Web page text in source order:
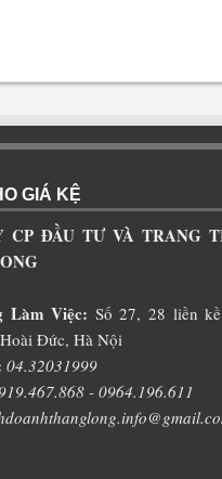
GIÁ KỆ
CP ĐẦU TƯ VÀ TRANG
Làm Việc: Số 27, 28 liền
Đức, Hà Nội
04.32031999
- 0964.196.611